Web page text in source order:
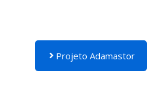
Projeto Adamastor